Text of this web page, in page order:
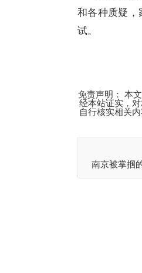
和各种质疑，
试。
免责声明： 本
经本站证实，
自行核实相关
南京被掌掴